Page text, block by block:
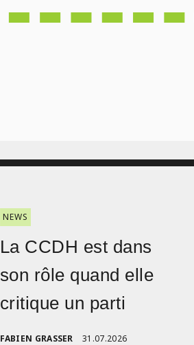
NEWS
La CCDH est dans
son rôle quand elle
critique un parti
FABIEN GRASSER 31.07.2026